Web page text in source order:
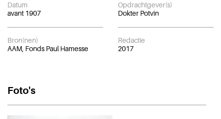
Datum
avant 1907
Opdrachtgever(s)
Dokter Potvin
Bron(nen)
AAM, Fonds Paul Hamesse
Redactie
2017
Foto's